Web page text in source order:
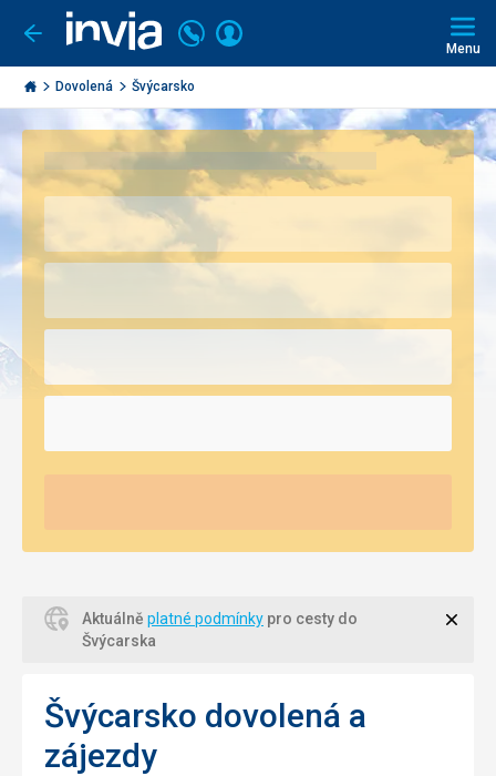
Jít
zpět
Invia.cz
Volejte
226
000
Přihlásit
Menu
Dovolená Švýcarsko
Aktuálně platné podmínky pro cesty do
Švýcarska
Švýcarsko dovolená a
zájezdy